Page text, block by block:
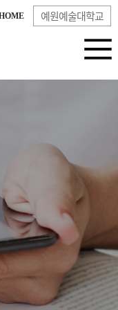
예원예술대학교